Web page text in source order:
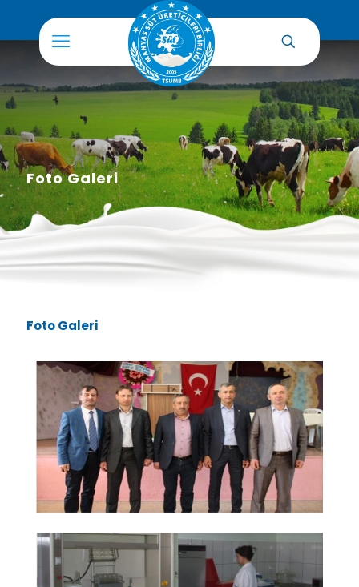
Foto Galeri
Foto Galeri